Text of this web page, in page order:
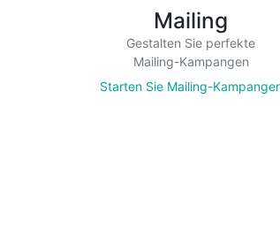
Mailing
Gestalten Sie perfekte
Mailing-Kampangen
Starten Sie Mailing-